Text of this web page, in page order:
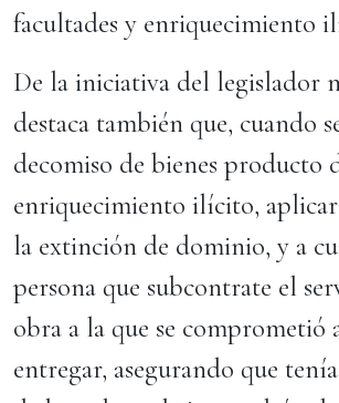
facultades y enriquecimiento
De la iniciativa del legislador
destaca también que, cuando
decomiso de bienes producto
enriquecimiento ilícito,
la extinción de dominio, y a
persona que subcontrate el
obra a la que se comprometió
entregar, asegurando que